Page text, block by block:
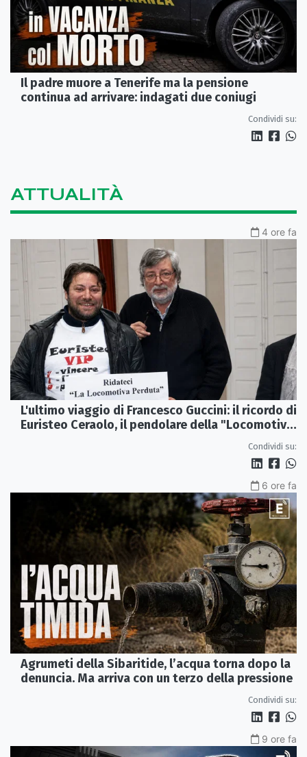
Il padre muore a Tenerife ma la pensione
continua ad arrivare: indagati due coniugi
Condividi su:
ATTUALITÀ
4 ore fa
L'ultimo viaggio di Francesco Guccini: il ricordo di
Euristeo Ceraolo, il pendolare della "Locomotiva
Condividi su:
6 ore fa
Agrumeti della Sibaritide, l’acqua torna dopo la
denuncia. Ma arriva con un terzo della pressione
Condividi su:
9 ore fa